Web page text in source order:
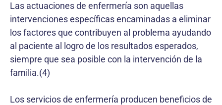
Las actuaciones de enfermería son aquellas
intervenciones específicas encaminadas a eliminar
los factores que contribuyen al problema ayudando
al paciente al logro de los resultados esperados,
siempre que sea posible con la intervención de la
familia.(4)
Los servicios de enfermería producen beneficios de